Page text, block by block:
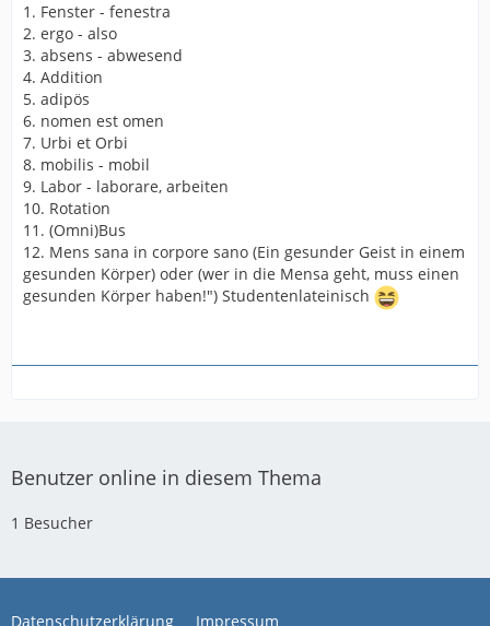
1. Fenster - fenestra
2. ergo - also
3. absens - abwesend
4. Addition
5. adipös
6. nomen est omen
7. Urbi et Orbi
8. mobilis - mobil
9. Labor - laborare, arbeiten
10. Rotation
11. (Omni)Bus
12. Mens sana in corpore sano (Ein gesunder Geist in einem
gesunden Körper) oder (wer in die Mensa geht, muss einen
gesunden Körper haben!") Studentenlateinisch
Benutzer online in diesem Thema
1 Besucher
Datenschutzerklärung Impressum